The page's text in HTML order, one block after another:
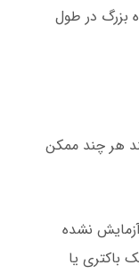
بزرگ در طول
هر چند ممکن
آزمایش نشده
باکتری یا